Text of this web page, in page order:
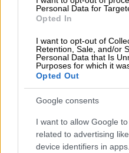
Personal Data for
Opted In
I want to opt-out of
Retention, Sale, and/or
Personal Data that Is
Purposes for which it
Opted Out
Google consents
I want to allow Google
related to advertising
device identifiers in apps.
βαθμιαία θα
Ανεμοι: Βόρειοι
έως 6 μποφόρ.
Θερμοκρασία:
έως 16 βαθμούς
Μακεδονία 3 με
ΝΗΣΙΑ ΙΟΝΙΟΥ,
ΔΥΤΙΚΗ